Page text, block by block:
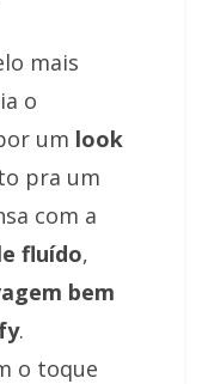
mais
o
um look
pra um
com a
fluído,
bem
.
o toque